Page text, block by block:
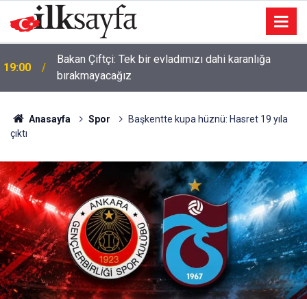
19:00
Bakan Çiftçi: Tek bir evladımızı dahi karanlığa
bırakmayacağız
Anasayfa Spor
Başkentte kupa hüznü: Hasret 19 yıla
çıktı